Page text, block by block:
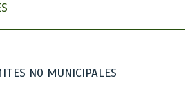
NO MUNICIPALES